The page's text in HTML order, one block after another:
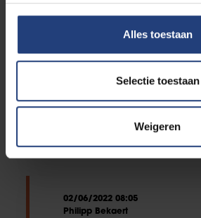
Alles toestaan
Selectie toestaan
Weigeren
veel moed bij dit spijtige verlies
02/06/2022 10:17
02/06/2022 08:05
Philipp Bekaert